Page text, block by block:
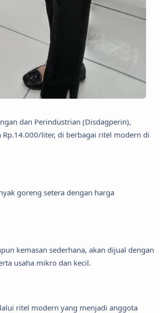
dan Perindustrian (Disdagperin),
liter, di berbagai ritel modern di
goreng setera dengan harga
kemasan sederhana, akan dijual dengan
usaha mikro dan kecil.
ritel modern yang menjadi anggota